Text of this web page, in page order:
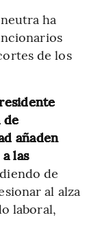
ha
de los
de
añaden
las
de
al alza
laboral,